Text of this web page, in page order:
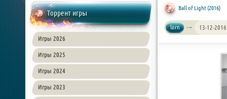
Торрент игры
Игры 2026
Игры 2025
Игры 2024
Игры 2023
Ball of Light (2016)
lorn 13-12-